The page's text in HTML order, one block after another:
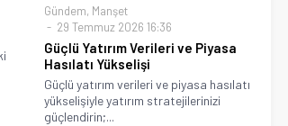
Gündem, Manşet
29 Temmuz 2026 16:36
Güçlü Yatırım Verileri ve Piyasa
Hasılatı Yükselişi
Güçlü yatırım verileri ve piyasa hasılatı
yükselişiyle yatırım stratejilerinizi
güçlendirin;...